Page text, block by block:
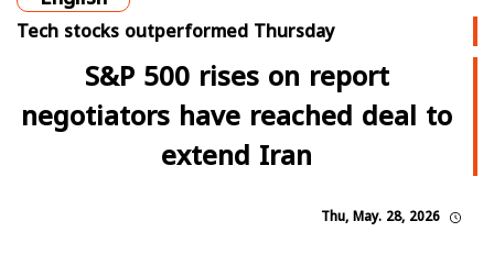
Tech stocks outperformed Thursday
S&P 500 rises on report
negotiators have reached deal to
extend Iran